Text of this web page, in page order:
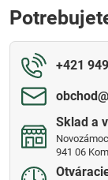
+421
Sklad a
941 06